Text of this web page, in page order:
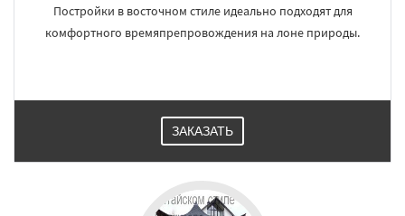
Постройки в восточном стиле идеально подходят для
комфортного времяпрепровождения на лоне природы.
ЗАКАЗАТЬ